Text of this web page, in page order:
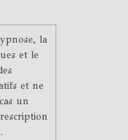
la
et le
et ne
un